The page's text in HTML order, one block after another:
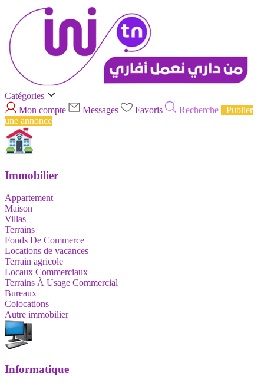
Catégories
Mon compte
Messages Favoris Recherche
Publier
une annonce
Immobilier
Appartement
Maison
Villas
Terrains
Fonds De Commerce
Locations de vacances
Terrain agricole
Locaux Commerciaux
Terrains À Usage Commercial
Bureaux
Colocations
Autre immobilier
Informatique